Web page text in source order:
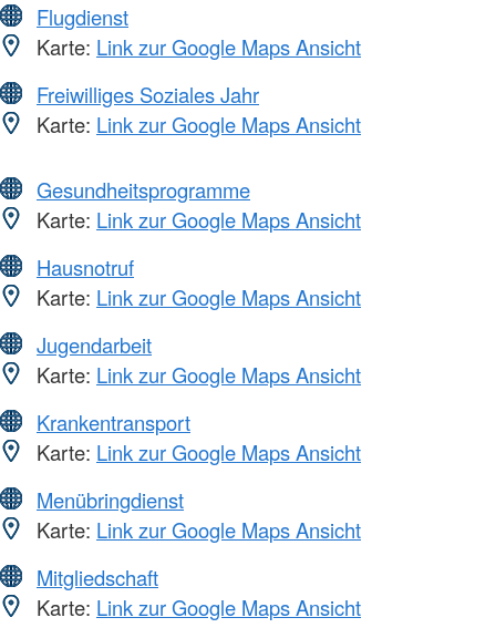
Flugdienst
Karte: Link zur Google Maps Ansicht
Freiwilliges Soziales Jahr
Karte: Link zur Google Maps Ansicht
Gesundheitsprogramme
Karte: Link zur Google Maps Ansicht
Hausnotruf
Karte: Link zur Google Maps Ansicht
Jugendarbeit
Karte: Link zur Google Maps Ansicht
Krankentransport
Karte: Link zur Google Maps Ansicht
Menübringdienst
Karte: Link zur Google Maps Ansicht
Mitgliedschaft
Karte: Link zur Google Maps Ansicht